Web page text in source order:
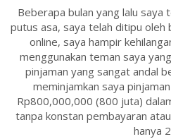
Beberapa bulan yang lalu saya
putus asa, saya telah ditipu
online, saya hampir
menggunakan teman saya
pinjaman yang sangat andal
meminjamkan saya
Rp800,000,000 (800 juta)
tanpa konstan pembayaran
hanya